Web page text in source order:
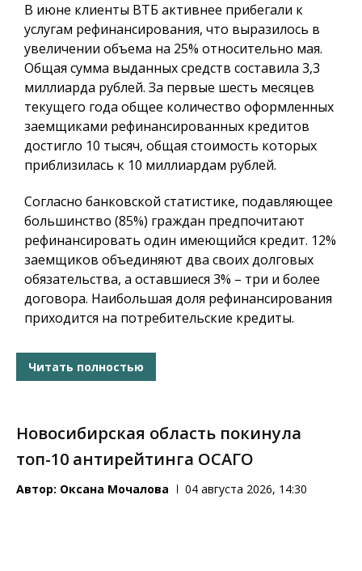
В июне клиенты ВТБ активнее прибегали к
услугам рефинансирования, что выразилось в
увеличении объема на 25% относительно мая.
Общая сумма выданных средств составила 3,3
миллиарда рублей. За первые шесть месяцев
текущего года общее количество оформленных
заемщиками рефинансированных кредитов
достигло 10 тысяч, общая стоимость которых
приблизилась к 10 миллиардам рублей.
Согласно банковской статистике, подавляющее
большинство (85%) граждан предпочитают
рефинансировать один имеющийся кредит. 12%
заемщиков объединяют два своих долговых
обязательства, а оставшиеся 3% – три и более
договора. Наибольшая доля рефинансирования
приходится на потребительские кредиты.
Читать полностью
Новосибирская область покинула
топ-10 антирейтинга ОСАГО
Автор: Оксана Мочалова 04 августа 2026, 14:30